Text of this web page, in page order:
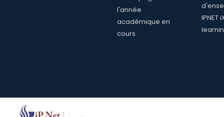
l'année
académique en
cours
IPNET